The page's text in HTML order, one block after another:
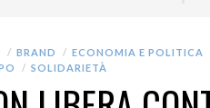
BRAND
ECONOMIA E POLITICA
SOLIDARIETÀ